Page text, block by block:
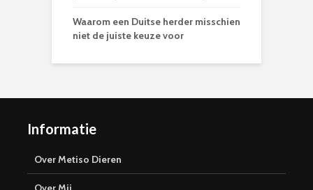
Waarom een Duitse herder misschien
niet de juiste keuze voor
Informatie
Over Metiso Dieren